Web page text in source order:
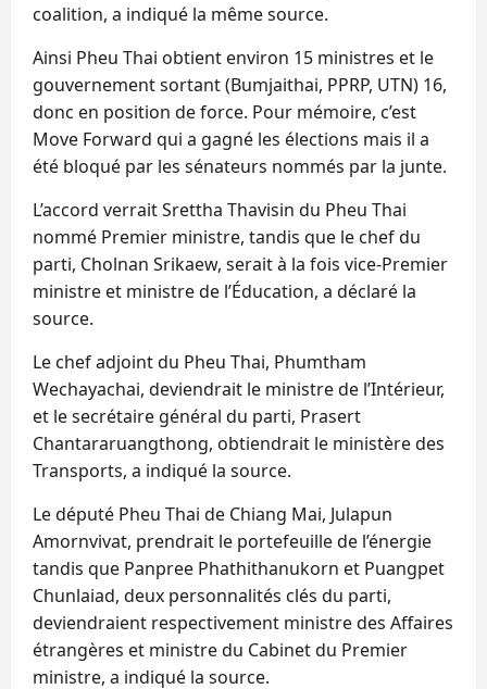
coalition, a indiqué la même source.
Ainsi Pheu Thai obtient environ 15 ministres et le
gouvernement sortant (Bumjaithai, PPRP, UTN) 16,
donc en position de force. Pour mémoire, c’est
Move Forward qui a gagné les élections mais il a
été bloqué par les sénateurs nommés par la junte.
L’accord verrait Srettha Thavisin du Pheu Thai
nommé Premier ministre, tandis que le chef du
parti, Cholnan Srikaew, serait à la fois vice-Premier
ministre et ministre de l’Éducation, a déclaré la
source.
Le chef adjoint du Pheu Thai, Phumtham
Wechayachai, deviendrait le ministre de l’Intérieur,
et le secrétaire général du parti, Prasert
Chantararuangthong, obtiendrait le ministère des
Transports, a indiqué la source.
Le député Pheu Thai de Chiang Mai, Julapun
Amornvivat, prendrait le portefeuille de l’énergie
tandis que Panpree Phathithanukorn et Puangpet
Chunlaiad, deux personnalités clés du parti,
deviendraient respectivement ministre des Affaires
étrangères et ministre du Cabinet du Premier
ministre, a indiqué la source.